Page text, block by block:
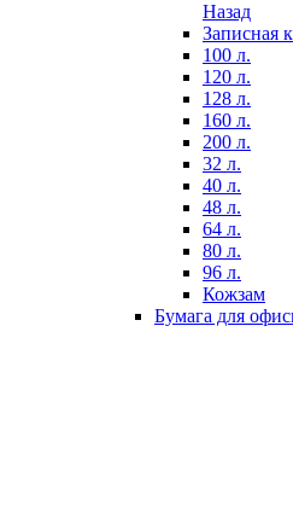
Назад
Записная
100 л.
120 л.
128 л.
160 л.
200 л.
32 л.
40 л.
48 л.
64 л.
80 л.
96 л.
Кожзам
Бумага для